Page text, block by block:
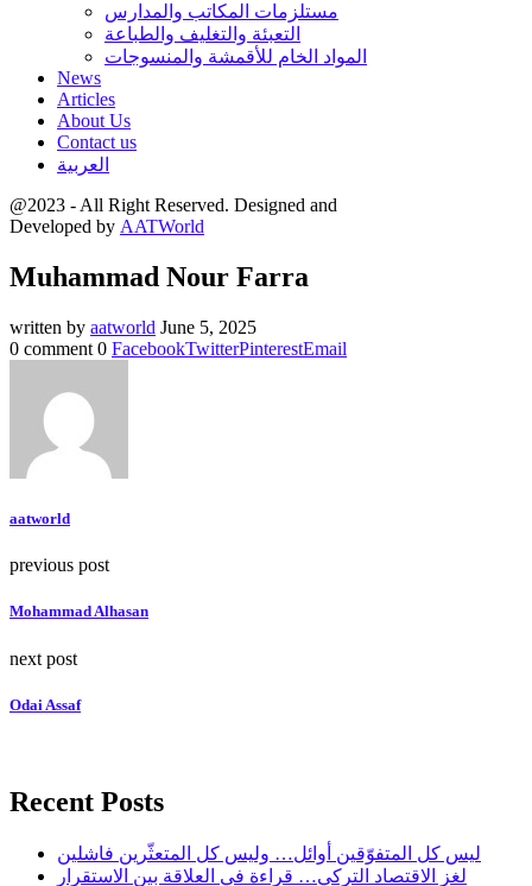
مستلزمات المكاتب والمدارس
التعبئة والتغليف والطباعة
المواد الخام للأقمشة والمنسوجات
News
Articles
About Us
Contact us
العربية
@2023 - All Right Reserved. Designed and
Developed by AATWorld
Muhammad Nour Farra
written by aatworld June 5, 2025
0 comment 0 FacebookTwitterPinterestEmail
aatworld
previous post
Mohammad Alhasan
next post
Odai Assaf
Recent Posts
ليس كل المتفوّقين أوائل… وليس كل المتعثّرين فاشلين
لغز الاقتصاد التركي… قراءة في العلاقة بين الاستقرار